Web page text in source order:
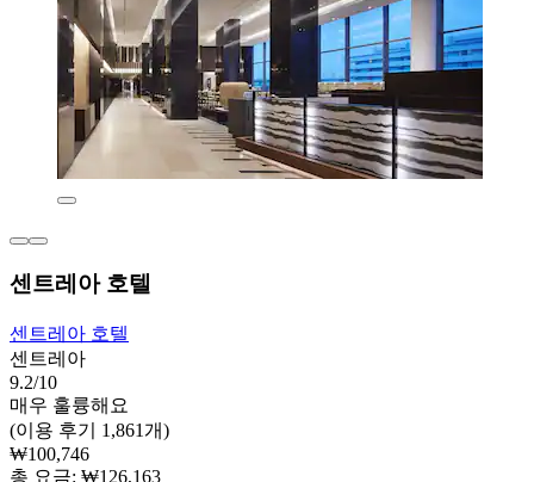
센트레아 호텔
센트레아 호텔
센트레아
9.2/10
매우 훌륭해요
(이용 후기 1,861개)
₩100,746
총 요금: ₩126,163